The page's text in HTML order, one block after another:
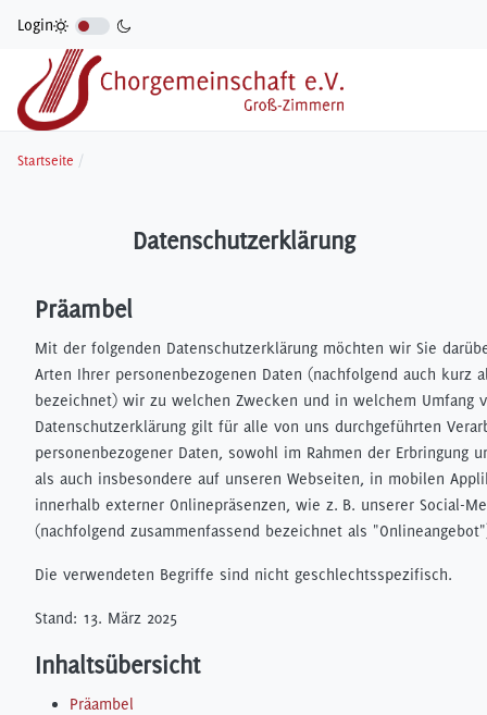
Login
Startseite
Datenschutzerklärung
Präambel
Mit der folgenden Datenschutzerklärung möchten wir Sie
Arten Ihrer personenbezogenen Daten (nachfolgend auch kurz
bezeichnet) wir zu welchen Zwecken und in welchem Umfang
Datenschutzerklärung gilt für alle von uns durchgeführten
personenbezogener Daten, sowohl im Rahmen der Erbringung
als auch insbesondere auf unseren Webseiten, in mobilen
innerhalb externer Onlinepräsenzen, wie z. B. unserer Social-
(nachfolgend zusammenfassend bezeichnet als
Die verwendeten Begriffe sind nicht geschlechtsspezifisch.
Stand: 13. März 2025
Inhaltsübersicht
Präambel